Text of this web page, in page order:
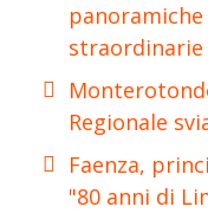
Regionale
Faenza,
"80 anni di